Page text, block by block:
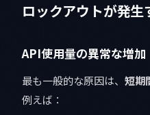
ロックアウトが発生
API使用量の異常な増加
最も一般的な原因は、 短期
例えば：